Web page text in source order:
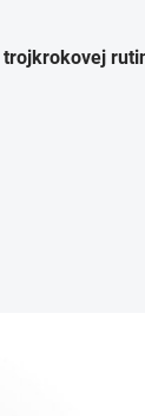
trojkrokovej